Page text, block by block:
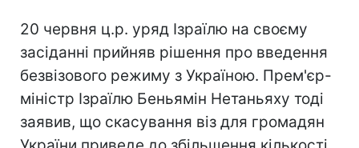
20 червня ц.р. уряд Ізраїлю на своєму
засіданні прийняв рішення про введення
безвізового режиму з Україною. Прем'єр-
міністр Ізраїлю Беньямін Нетаньяху тоді
заявив, що скасування віз для громадян